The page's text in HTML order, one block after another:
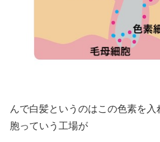
んで白髪というのはこの色素を
胞っていう工場が